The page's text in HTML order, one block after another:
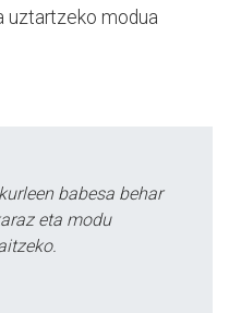
uztartzeko modua
babesa behar
eta modu